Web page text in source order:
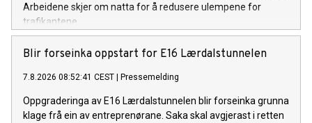
Arbeidene skjer om natta for å redusere ulempene for
trafikantene.
Blir forseinka oppstart for E16 Lærdalstunnelen
7.8.2026 08:52:41 CEST | Pressemelding
Oppgraderinga av E16 Lærdalstunnelen blir forseinka grunna
klage frå ein av entreprenørane. Saka skal avgjerast i retten